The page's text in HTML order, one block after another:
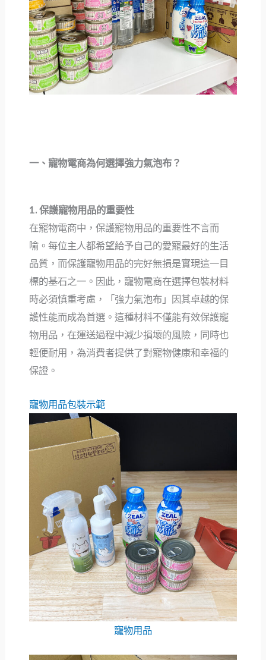
一、寵物電商為何選擇強力氣泡布？
1. 保護寵物用品的重要性
在寵物電商中，保護寵物用品的重要性不言而
喻。每位主人都希望給予自己的愛寵最好的生活
品質，而保護寵物用品的完好無損是實現這一目
標的基石之一。因此，寵物電商在選擇包裝材料
時必須慎重考慮，「強力氣泡布」因其卓越的保
護性能而成為首選。這種材料不僅能有效保護寵
物用品，在運送過程中減少損壞的風險，同時也
輕便耐用，為消費者提供了對寵物健康和幸福的
保證。
寵物用品包裝示範
寵物用品